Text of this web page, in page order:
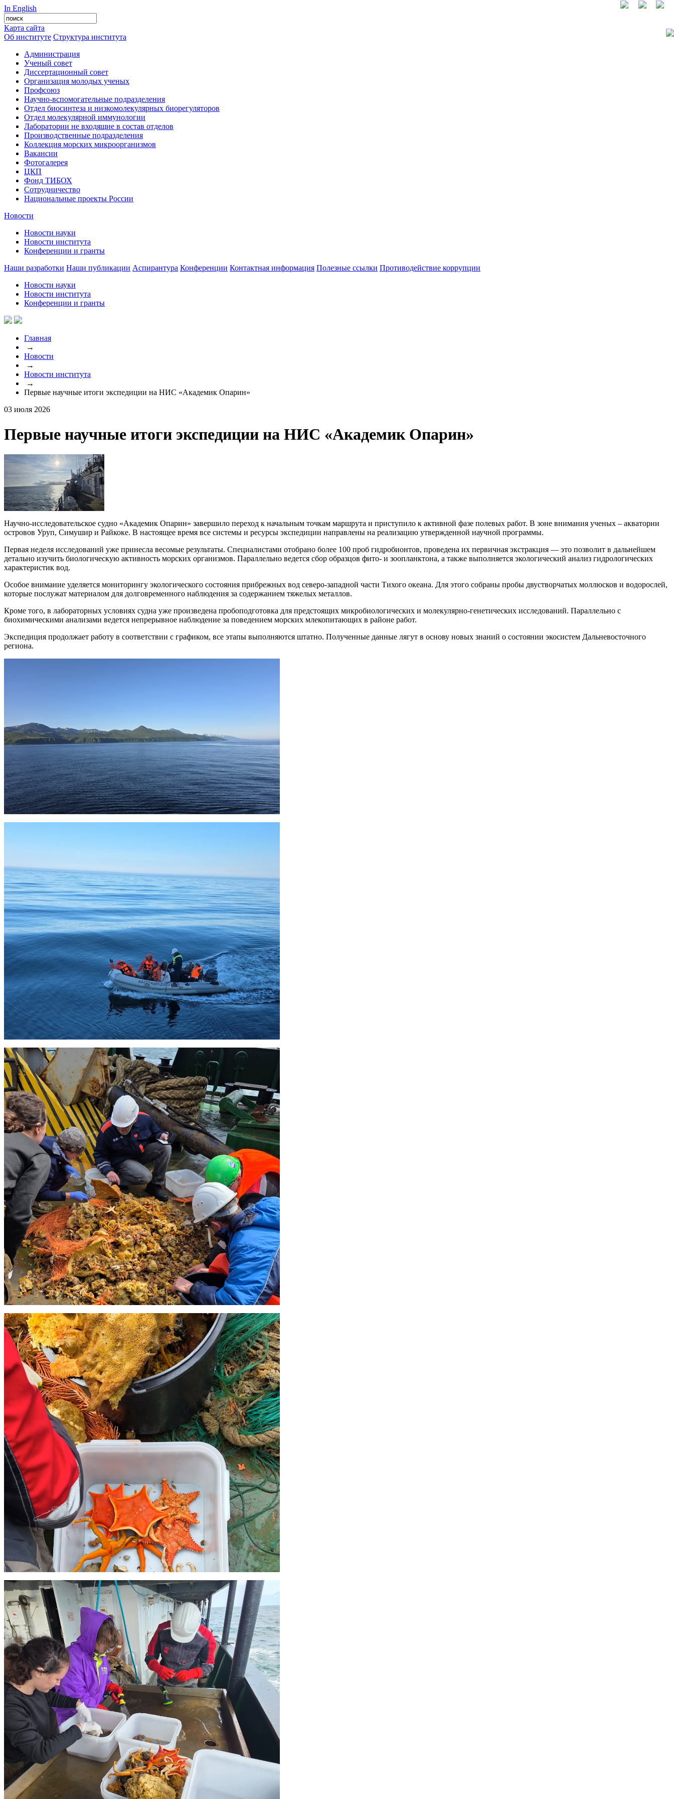
In English
Карта сайта
Об институте Структура института
Администрация
Ученый совет
Диссертационный совет
Организация молодых ученых
Профсоюз
Научно-вспомогательные подразделения
Отдел биосинтеза и низкомолекулярных биорегуляторов
Отдел молекулярной иммунологии
Лаборатории не входящие в состав отделов
Производственные подразделения
Коллекция морских микроорганизмов
Вакансии
Фотогалерея
ЦКП
Фонд ТИБОХ
Сотрудничество
Национальные проекты России
Новости
Новости науки
Новости института
Конференции и гранты
Наши разработки Наши публикации Аспирантура Конференции Контактная информация Полезные ссылки Противодействие коррупции
Новости науки
Новости института
Конференции и гранты
Главная
→
Новости
→
Новости института
→
Первые научные итоги экспедиции на НИС «Академик Опарин»
03 июля 2026
Первые научные итоги экспедиции на НИС «Академик Опарин»
Научно-исследовательское судно «Академик Опарин» завершило переход к начальным точкам маршрута и приступило к активной фазе полевых работ. В зоне внимания ученых – акватории
островов Уруп, Симушир и Райкоке. В настоящее время все системы и ресурсы экспедиции направлены на реализацию утвержденной научной программы.
Первая неделя исследований уже принесла весомые результаты. Специалистами отобрано более 100 проб гидробионтов, проведена их первичная экстракция — это позволит в дальнейшем
детально изучить биологическую активность морских организмов. Параллельно ведется сбор образцов фито- и зоопланктона, а также выполняется экологический анализ гидрологических
характеристик вод.
Особое внимание уделяется мониторингу экологического состояния прибрежных вод северо-западной части Тихого океана. Для этого собраны пробы двустворчатых моллюсков и водорослей,
которые послужат материалом для долговременного наблюдения за содержанием тяжелых металлов.
Кроме того, в лабораторных условиях судна уже произведена пробоподготовка для предстоящих микробиологических и молекулярно-генетических исследований. Параллельно с
биохимическими анализами ведется непрерывное наблюдение за поведением морских млекопитающих в районе работ.
Экспедиция продолжает работу в соответствии с графиком, все этапы выполняются штатно. Полученные данные лягут в основу новых знаний о состоянии экосистем Дальневосточного
региона.